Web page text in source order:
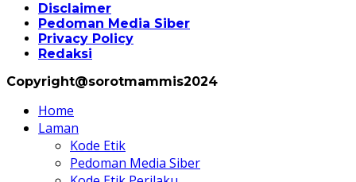
Disclaimer
Pedoman Media Siber
Privacy Policy
Redaksi
Copyright@sorotmammis2024
Home
Laman
Kode Etik
Pedoman Media Siber